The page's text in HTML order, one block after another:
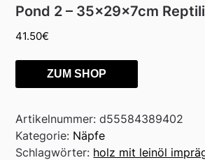
Pond 2 – 35x29x7cm
41.50€
ZUM SHOP
Artikelnummer:d55584389402
Kategorie: Näpfe
Schlagwörter: holz mit leinöl